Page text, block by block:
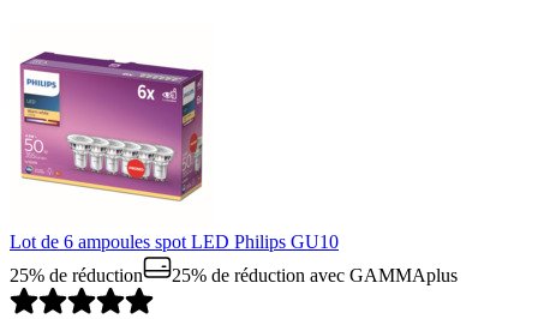
Lot de 6 ampoules spot LED Philips GU10
25% de réduction
25% de réduction avec GAMMAplus